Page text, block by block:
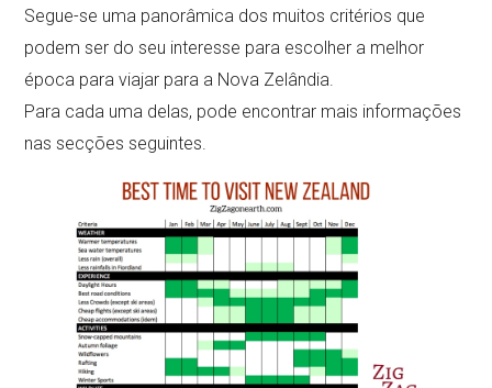
Segue-se uma panorâmica dos muitos critérios que
podem ser do seu interesse para escolher a melhor
época para viajar para a Nova Zelândia.
Para cada uma delas, pode encontrar mais informações
nas secções seguintes.